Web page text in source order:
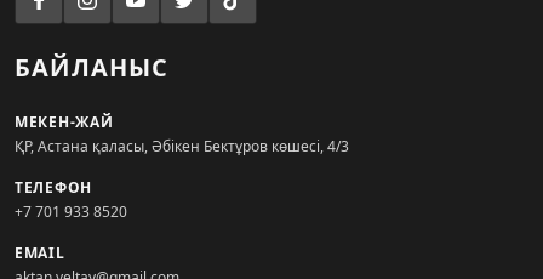
БАЙЛАНЫС
МЕКЕН-ЖАЙ
ҚР, Астана қаласы, Әбікен Бектұров көшесі, 4/3
ТЕЛЕФОН
+7 701 933 8520
EMAIL